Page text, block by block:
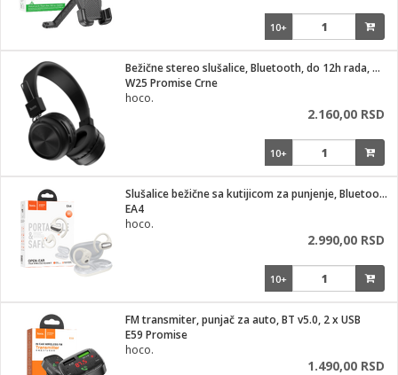
10+
Bežične stereo slušalice, Bluetooth, do 12h rada, mikrofon
W25 Promise Crne
hoco.
2.160,00 RSD
10+
Slušalice bežične sa kutijicom za punjenje, Bluetooth
EA4
hoco.
2.990,00 RSD
10+
FM transmiter, punjač za auto, BT v5.0, 2 x USB
E59 Promise
hoco.
1.490,00 RSD